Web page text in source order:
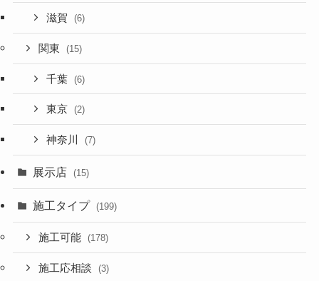
滋賀 (6)
関東 (15)
千葉 (6)
東京 (2)
神奈川 (7)
展示店 (15)
施工タイプ (199)
施工可能 (178)
施工応相談 (3)